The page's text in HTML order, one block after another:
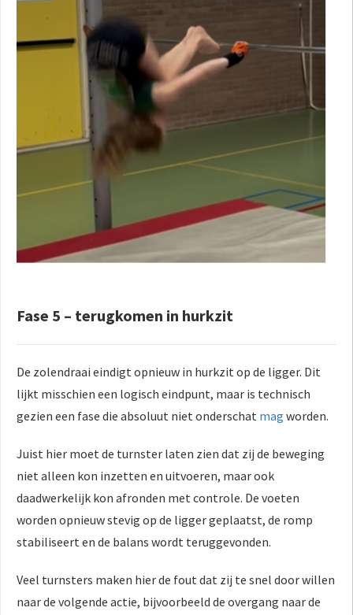
Fase 5 – terugkomen in hurkzit
De zolendraai eindigt opnieuw in hurkzit op de ligger. Dit
lijkt misschien een logisch eindpunt, maar is technisch
gezien een fase die absoluut niet onderschat mag worden.
Juist hier moet de turnster laten zien dat zij de beweging
niet alleen kon inzetten en uitvoeren, maar ook
daadwerkelijk kon afronden met controle. De voeten
worden opnieuw stevig op de ligger geplaatst, de romp
stabiliseert en de balans wordt teruggevonden.
Veel turnsters maken hier de fout dat zij te snel door willen
naar de volgende actie, bijvoorbeeld de overgang naar de